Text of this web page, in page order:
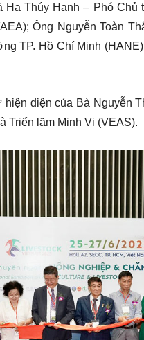
Thúy Hạnh – Phó Chủ
Ông Nguyễn Toàn
TP. Hồ Chí Minh
diện của Bà Nguyễn
Triển lãm Minh Vi (VEAS).